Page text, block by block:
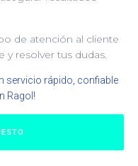
de atención al cliente
y resolver tus dudas.
servicio rápido, confiable
Ragol!